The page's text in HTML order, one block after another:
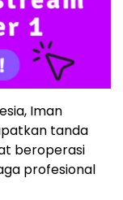
Iman
tanda
beroperasi
profesional